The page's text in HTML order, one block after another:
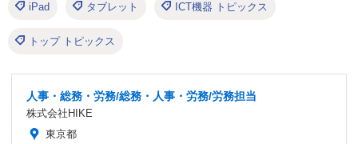
iPad タブレット ICT機器 トピックス
トップ トピックス
人事・総務・労務/総務・人事・労務/労務担当
株式会社HIKE
東京都